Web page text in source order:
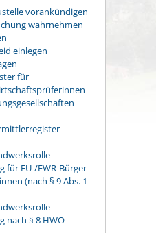
vorankündigen
wahrnehmen
einlegen
für
-
für EU-/EWR-Bürger
(nach § 9 Abs. 1
-
nach § 8 HWO